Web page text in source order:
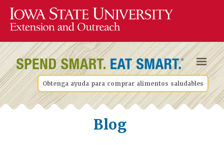
Obtenga ayuda para comprar alimentos saludables
Blog